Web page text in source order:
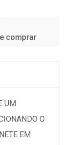
comprar
UM
O
EM